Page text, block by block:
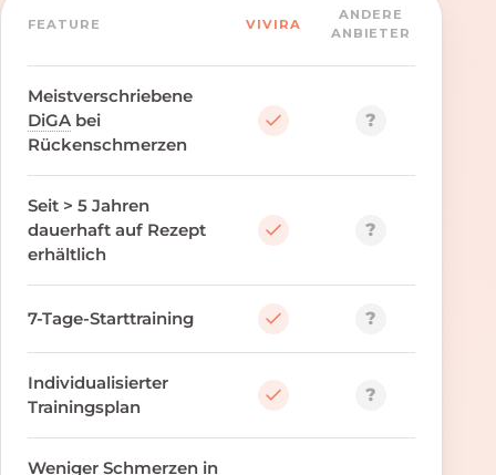
FEATURE VIVIRA
ANDERE
ANBIETER
Meistverschriebene
DiGA bei
Rückenschmerzen
?
Seit > 5 Jahren
dauerhaft auf Rezept
erhältlich
?
7-Tage-Starttraining ?
Individualisierter
Trainingsplan
?
Weniger Schmerzen in